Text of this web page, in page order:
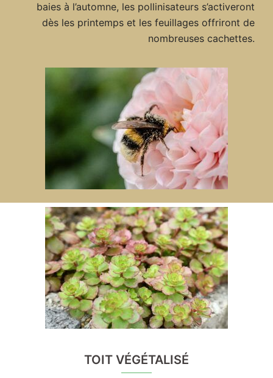
baies à l’automne, les pollinisateurs s’activeront
dès les printemps et les feuillages offriront de
nombreuses cachettes.
TOIT VÉGÉTALISÉ